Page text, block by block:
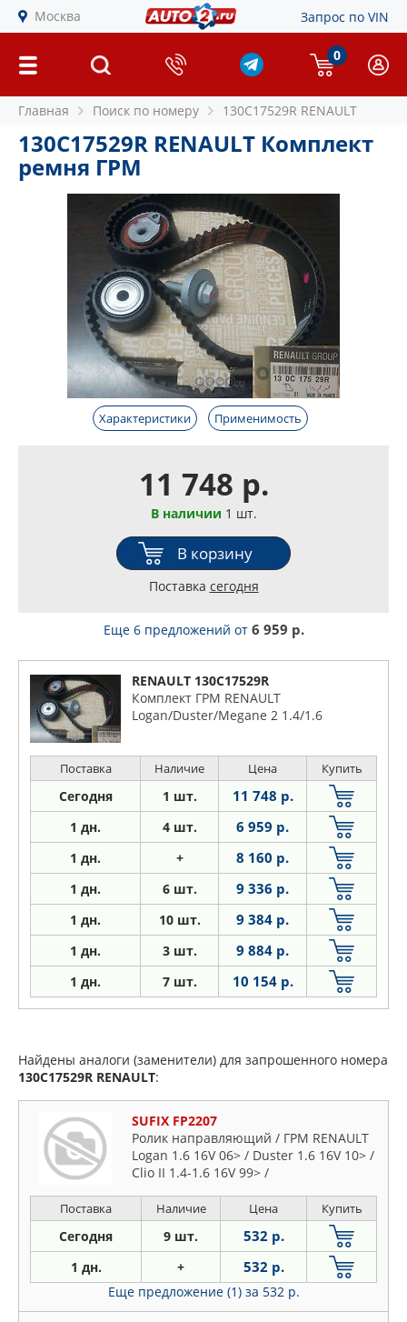
Москва Запрос по VIN
0
Главная Поиск по номеру 130C17529R RENAULT
130C17529R RENAULT Комплект
ремня ГРМ
Характеристики Применимость
11 748 р.
В наличии 1 шт.
В корзину
Поставка сегодня
Еще 6 предложений от 6 959 р.
RENAULT 130C17529R
Комплект ГРМ RENAULT
Logan/Duster/Megane 2 1.4/1.6
Поставка Наличие Цена Купить
Сегодня 1 шт. 11 748 р.
1 дн. 4 шт. 6 959 р.
1 дн. + 8 160 р.
1 дн. 6 шт. 9 336 р.
1 дн. 10 шт. 9 384 р.
1 дн. 3 шт. 9 884 р.
1 дн. 7 шт. 10 154 р.
Найдены аналоги (заменители) для запрошенного номера
130C17529R RENAULT:
SUFIX FP2207
Ролик направляющий / ГРМ RENAULT
Logan 1.6 16V 06> / Duster 1.6 16V 10> /
Clio II 1.4-1.6 16V 99> /
Поставка Наличие Цена Купить
Сегодня 9 шт. 532 р.
1 дн. + 532 р.
Еще предложение (1) за 532 р.